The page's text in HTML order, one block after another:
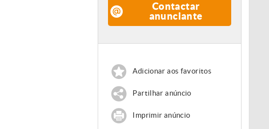
Contactar
anunciante
Adicionar aos favoritos
Partilhar anúncio
Imprimir anúncio